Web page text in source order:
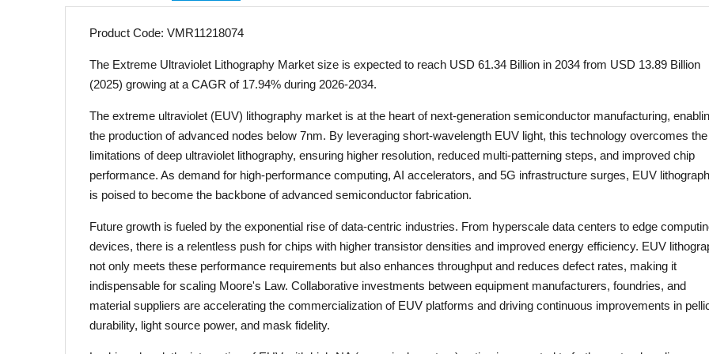
Product Code: VMR11218074
The Extreme Ultraviolet Lithography Market size is expected to reach USD 61.34 Billion in 2034 from USD 13.89 Billion
(2025) growing at a CAGR of 17.94% during 2026-2034.
The extreme ultraviolet (EUV) lithography market is at the heart of next-generation semiconductor manufacturing,
the production of advanced nodes below 7nm. By leveraging short-wavelength EUV light, this technology overcomes the
limitations of deep ultraviolet lithography, ensuring higher resolution, reduced multi-patterning steps, and improved chip
performance. As demand for high-performance computing, AI accelerators, and 5G infrastructure surges, EUV
is poised to become the backbone of advanced semiconductor fabrication.
Future growth is fueled by the exponential rise of data-centric industries. From hyperscale data centers to edge
devices, there is a relentless push for chips with higher transistor densities and improved energy efficiency. EUV
not only meets these performance requirements but also enhances throughput and reduces defect rates, making it
indispensable for scaling Moore's Law. Collaborative investments between equipment manufacturers, foundries, and
material suppliers are accelerating the commercialization of EUV platforms and driving continuous improvements in
durability, light source power, and mask fidelity.